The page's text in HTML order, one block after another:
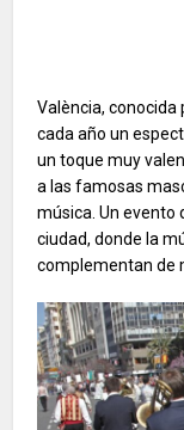
València, conocida
cada año un
un toque muy
a las famosas
música. Un evento
ciudad, donde la
complementan de